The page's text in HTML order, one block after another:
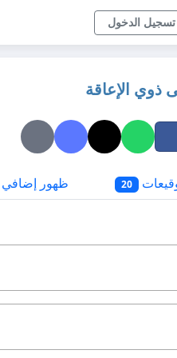
تسجيل الدخول
ذوي الإعاقة
20 ظهور إضافي